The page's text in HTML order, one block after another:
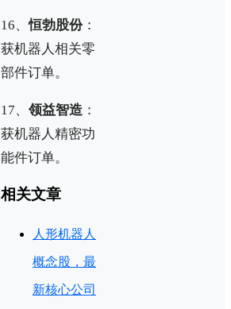
16、恒勃股份：
获机器人相关零
部件订单。
17、 领益智造 ：
获机器人精密功
能件订单。
相关文章
人形机器人
概念股，最
新核心公司